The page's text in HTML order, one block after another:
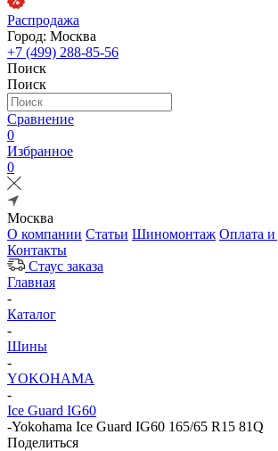
Распродажа
Город: Москва
+7 (499) 288-85-56
Поиск
Поиск
Сравнение
0
Избранное
0
Москва
О компании Статьи Шиномонтаж Оплата и
Контакты
Стаус заказа
Главная
-
Каталог
-
Шины
-
YOKOHAMA
-
Ice Guard IG60
-Yokohama Ice Guard IG60 165/65 R15 81Q
Поделиться